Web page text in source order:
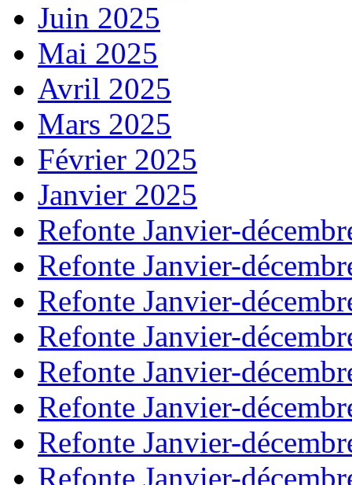
Juin 2025
Mai 2025
Avril 2025
Mars 2025
Février 2025
Janvier 2025
Refonte Janvier-
Refonte Janvier-
Refonte Janvier-
Refonte Janvier-
Refonte Janvier-
Refonte Janvier-
Refonte Janvier-
Refonte Janvier-